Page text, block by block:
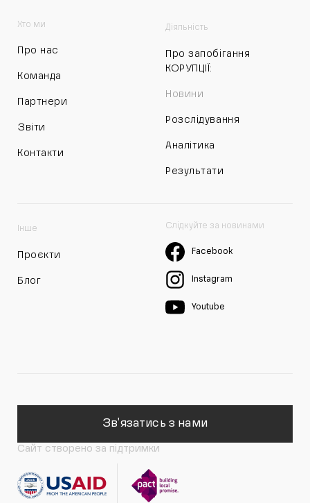
Хто ми
Про нас
Команда
Партнери
Звіти
Контакти
Діяльність
Про запобігання
КОРУПЦІЇ:
Новини
Розслідування
Аналітика
Результати
Інше
Проєкти
Блог
Слідкуйте за новинами
Facebook
Instagram
Youtube
Зв'язатись з нами
Сайт створено за підтримки